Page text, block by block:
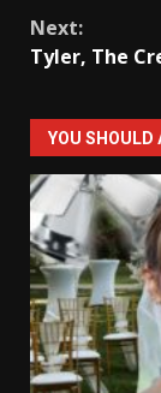
Next:
Tyler, The
YOU SHOULD